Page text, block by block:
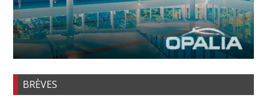
BRÈVES